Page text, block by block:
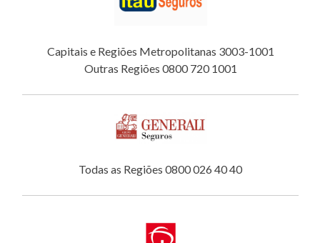
Capitais e Regiões Metropolitanas 3003-1001
Outras Regiões 0800 720 1001
Todas as Regiões 0800 026 40 40